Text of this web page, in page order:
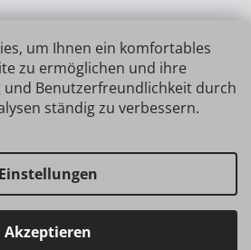
um Ihnen ein komfortables
zu ermöglichen und ihre
und Benutzerfreundlichkeit durch
ständig zu verbessern.
Einstellungen
Akzeptieren
Ihnen gerne zur Verfügung →
Erstellt von Shoptet
| MESSTECHNIK. Alle Rechte
vorbehalten.